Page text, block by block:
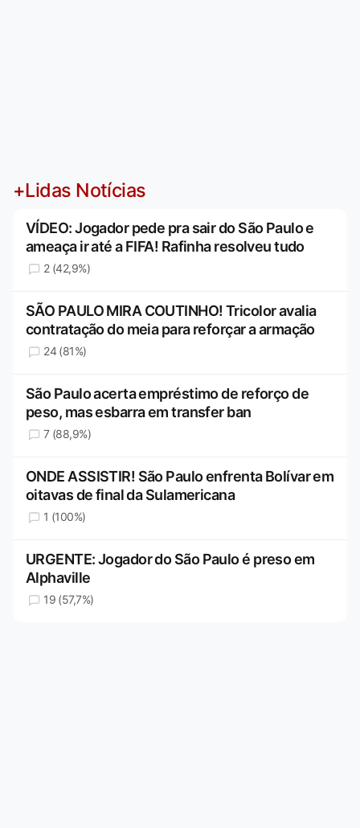
+Lidas Notícias
VÍDEO: Jogador pede pra sair do São Paulo e
ameaça ir até a FIFA! Rafinha resolveu tudo
2 (42,9%)
SÃO PAULO MIRA COUTINHO! Tricolor avalia
contratação do meia para reforçar a armação
24 (81%)
São Paulo acerta empréstimo de reforço de
peso, mas esbarra em transfer ban
7 (88,9%)
ONDE ASSISTIR! São Paulo enfrenta Bolívar em
oitavas de final da Sulamericana
1 (100%)
URGENTE: Jogador do São Paulo é preso em
Alphaville
19 (57,7%)